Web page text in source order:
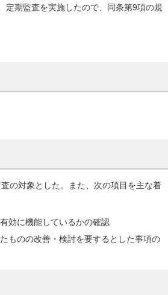
定期監査を実施したので、同条第9項の規
の対象とした。また、次の項目を主な着
効に機能しているかの確認
ものの改善・検討を要するとした事項の